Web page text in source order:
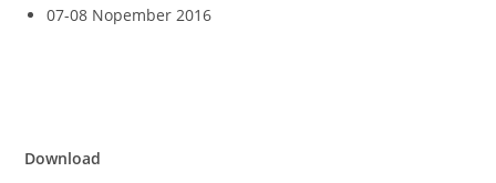
07-08 Nopember 2016
Download